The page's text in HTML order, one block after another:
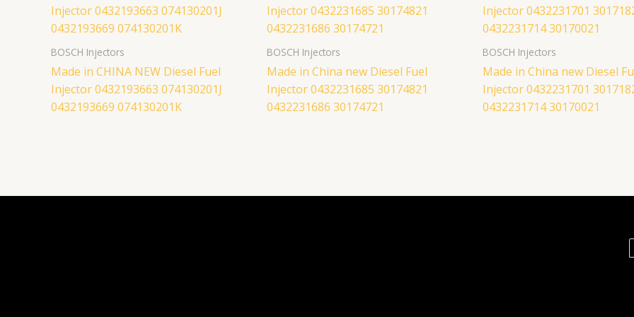
BOSCH Injectors
Made in CHINA NEW Diesel Fuel
Injector 0432193663 074130201J
0432193669 074130201K
BOSCH Injectors
Made in China new Diesel Fuel
Injector 0432231685 30174821
0432231686 30174721
BOSCH Injectors
Made in China new Diesel
Injector 0432231701
0432231714 30170021